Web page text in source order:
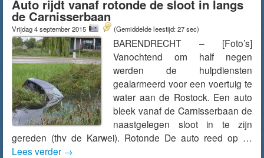
Auto rijdt vanaf rotonde de sloot in langs
de Carnisserbaan
Vrijdag 4 september 2015 (Gemiddelde leestijd: 27 sec)
BARENDRECHT – [Foto’s]
Vanochtend om half negen
werden de hulpdiensten
gealarmeerd voor een voertuig te
water aan de Rostock. Een auto
bleek vanaf de Carnisserbaan de
naastgelegen sloot in te zijn
gereden (thv de Karwei). Rotonde De auto reed op …
Lees verder →